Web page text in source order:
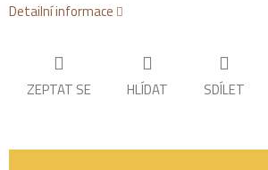
Detailní informace
ZEPTAT SE HLÍDAT SDÍLET